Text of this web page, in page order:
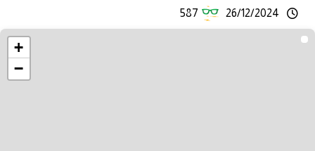
26/12/2024
587
+
−